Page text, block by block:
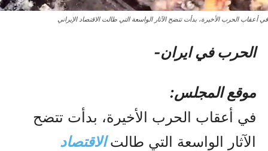
في أعقاب الحرب الأخيرة، بدأت تتضح الآثار الواسعة التي طالت الاقتصاد الإيراني
الحرب في ایران-
موقع المجلس:
في أعقاب الحرب الأخيرة، بدأت تتضح
الآثار الواسعة التي طالتالاقتصاد